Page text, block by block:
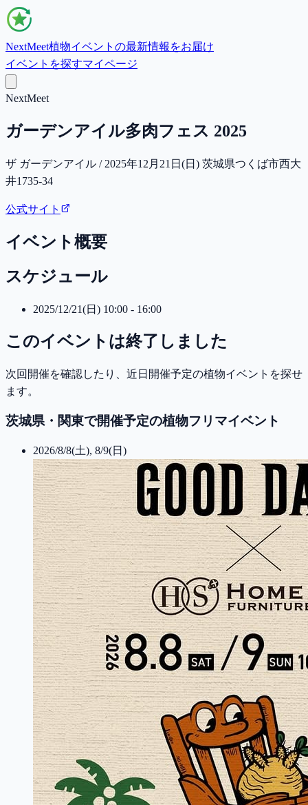
NextMeet植物イベントの最新情報をお届け
イベントを探すマイページ
NextMeet
ガーデンアイル多肉フェス 2025
ザ ガーデンアイル / 2025年12月21日(日) 茨城県つくば市西大
井1735-34
公式サイト
イベント概要
スケジュール
2025/12/21(日) 10:00 - 16:00
このイベントは終了しました
次回開催を確認したり、近日開催予定の植物イベントを探せ
ます。
茨城県・関東で開催予定の植物フリマイベント
2026/8/8(土), 8/9(日)